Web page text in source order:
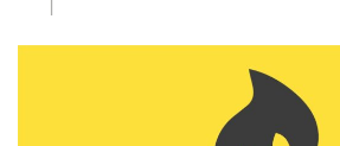
Мультфильм своими руками: в Твери
ленту по мотивам басни «Карась»